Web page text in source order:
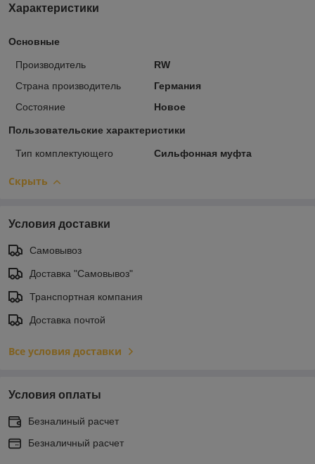
Характеристики
Основные
Производитель
RW
Страна производитель
Германия
Состояние
Новое
Пользовательские характеристики
Тип комплектующего Сильфонная муфта
Скрыть
Условия доставки
Самовывоз
Доставка "Самовывоз"
Транспортная компания
Доставка почтой
Все условия доставки
Условия оплаты
Безналиный расчет
Безналичный расчет